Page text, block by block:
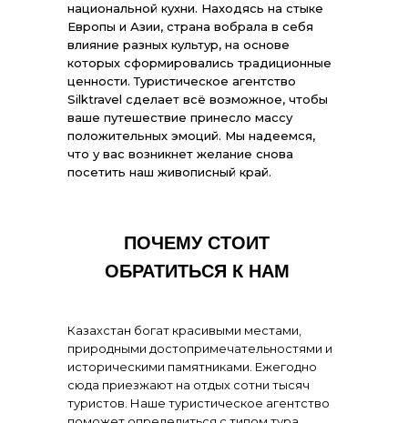
национальной кухни. Находясь на стыке
Европы и Азии, страна вобрала в себя
влияние разных культур, на основе
которых сформировались традиционные
ценности. Туристическое агентство
Silktravel сделает всё возможное, чтобы
ваше путешествие принесло массу
положительных эмоций. Мы надеемся,
что у вас возникнет желание снова
посетить наш живописный край.
Казахстан богат красивыми местами,
природными достопримечательностями и
историческими памятниками. Ежегодно
сюда приезжают на отдых сотни тысяч
туристов. Наше туристическое агентство
ПОЧЕМУ СТОИТ
ОБРАТИТЬСЯ К НАМ